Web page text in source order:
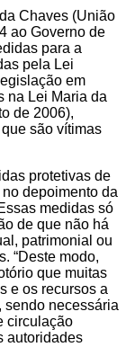
Chaves (União
ao Governo de
para a
pela Lei
em
na Lei Maria da
de 2006),
são vítimas
protetivas de
depoimento da
medidas só
de que não há
patrimonial ou
“Deste modo,
que muitas
e os recursos a
sendo necessária
circulação
autoridades